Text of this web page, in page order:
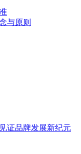
与原则
证品牌发展新纪元